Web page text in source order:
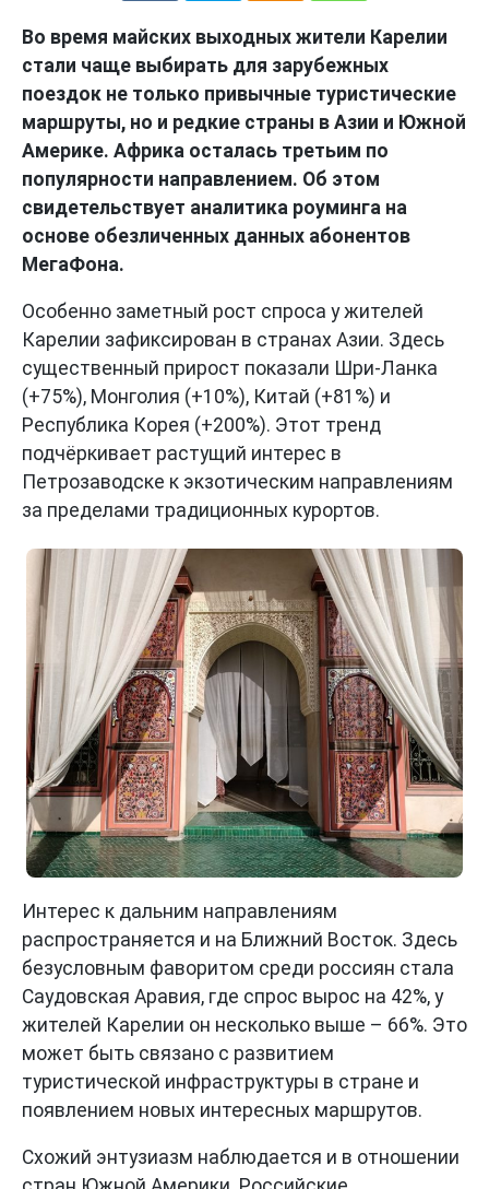
Во время майских выходных жители Карелии
стали чаще выбирать для зарубежных
поездок не только привычные туристические
маршруты, но и редкие страны в Азии и Южной
Америке. Африка осталась третьим по
популярности направлением. Об этом
свидетельствует аналитика роуминга на
основе обезличенных данных абонентов
МегаФона.
Особенно заметный рост спроса у жителей
Карелии зафиксирован в странах Азии. Здесь
существенный прирост показали Шри-Ланка
(+75%), Монголия (+10%), Китай (+81%) и
Республика Корея (+200%). Этот тренд
подчёркивает растущий интерес в
Петрозаводске к экзотическим направлениям
за пределами традиционных курортов.
Интерес к дальним направлениям
распространяется и на Ближний Восток. Здесь
безусловным фаворитом среди россиян стала
Саудовская Аравия, где спрос вырос на 42%, у
жителей Карелии он несколько выше – 66%. Это
может быть связано с развитием
туристической инфраструктуры в стране и
появлением новых интересных маршрутов.
Схожий энтузиазм наблюдается и в отношении